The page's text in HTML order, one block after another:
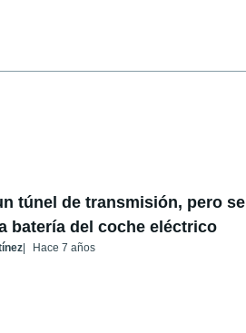
túnel de transmisión, pero se
batería del coche eléctrico
Hace 7 años